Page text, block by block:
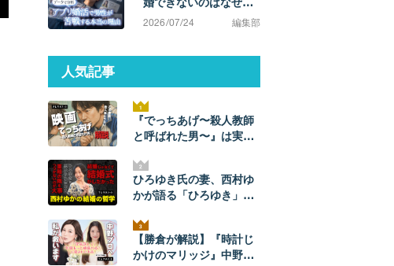
原因は「努力不足」で
2026/07/24 編集部
人気記事
『でっちあげ〜殺人教師
と呼ばれた男〜』は実
タ事件の全貌とあらすじ
ひろゆき氏の妻、西村ゆ
かが語る「ひろゆき」と
まで。ひろゆきからは
「毎朝メッセージが来
た」。【結婚の哲学】
【勝倉が解説】『時計じ
かけのマリッジ』中野あ